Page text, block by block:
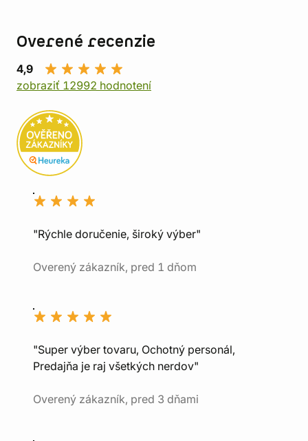
Overené recenzie
4,9
zobraziť 12992 hodnotení
"Rýchle doručenie, široký výber"
Overený zákazník, pred 1 dňom
"Super výber tovaru, Ochotný personál,
Predajňa je raj všetkých nerdov"
Overený zákazník, pred 3 dňami